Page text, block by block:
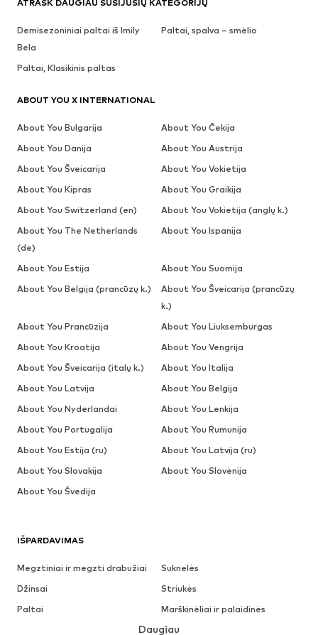
IŠPARDAVIMAS
Megztiniai ir megzti drabužiai
Suknelės
Džinsai
Striukės
Paltai
Marškinėliai ir palaidinės
Apatiniai
Daugiau
ATRASK DAUGIAU SUSIJUSIŲ KATEGORIJŲ
Demisezoniniai paltai iš Imily
Bela
Paltai, spalva – smėlio
Paltai, Klasikinis paltas
ABOUT YOU X INTERNATIONAL
About You Bulgarija
About You Čekija
About You Danija
About You Austrija
About You Šveicarija
About You Vokietija
About You Kipras
About You Graikija
About You Switzerland (en)
About You Vokietija (anglų k.)
About You The Netherlands
(de)
About You Ispanija
About You Estija
About You Suomija
About You Belgija (prancūzų k.)
About You Šveicarija (prancūzų
k.)
About You Prancūzija
About You Liuksemburgas
About You Kroatija
About You Vengrija
About You Šveicarija (italų k.)
About You Italija
About You Latvija
About You Belgija
About You Nyderlandai
About You Lenkija
About You Portugalija
About You Rumunija
About You Estija (ru)
About You Latvija (ru)
About You Slovakija
About You Slovėnija
About You Švedija